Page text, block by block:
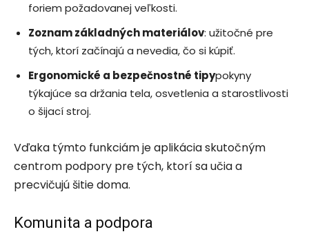
foriem požadovanej veľkosti.
Zoznam základných materiálov: užitočné pre
tých, ktorí začínajú a nevedia, čo si kúpiť.
Ergonomické a bezpečnostné tipypokyny
týkajúce sa držania tela, osvetlenia a starostlivosti
o šijací stroj.
Vďaka týmto funkciám je aplikácia skutočným
centrom podpory pre tých, ktorí sa učia a
precvičujú šitie doma.
Komunita a podpora